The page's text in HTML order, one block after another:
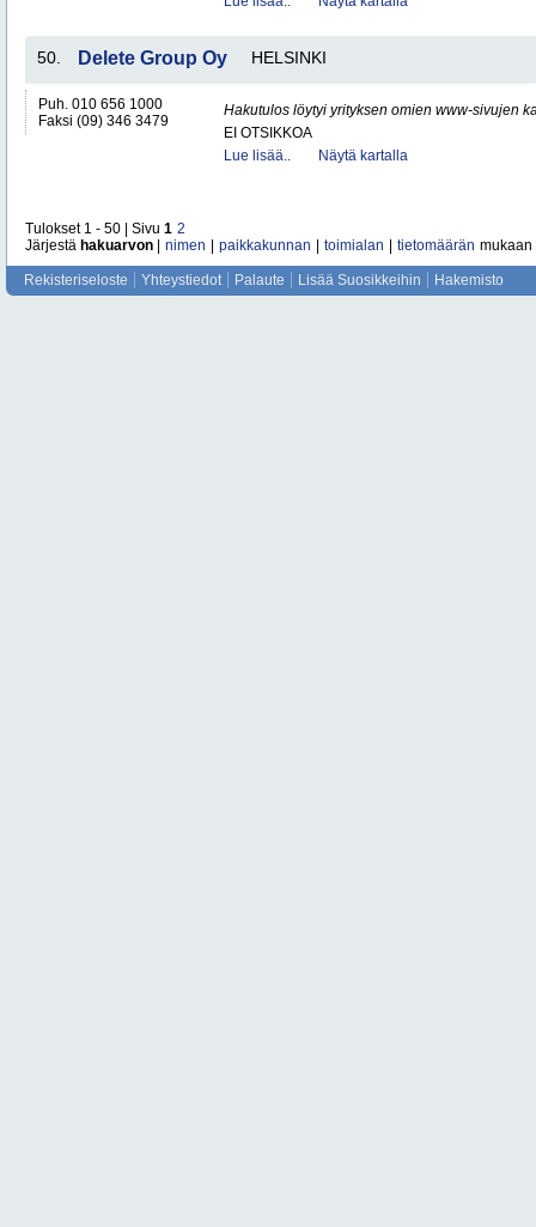
50. Delete Group Oy HELSINKI
Puh. 010 656 1000
Faksi (09) 346 3479
Hakutulos löytyi yrityksen omien www-sivujen
EI OTSIKKOA
Lue lisää..
Näytä kartalla
Tulokset 1 - 50 | Sivu 1 2
Järjestä hakuarvon nimen paikkakunnan toimialan tietomäärän mukaan
Rekisteriseloste Yhteystiedot Palaute Lisää Suosikkeihin Hakemisto